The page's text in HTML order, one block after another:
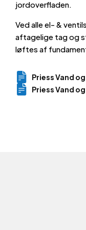
jordoverfladen.
Ved alle el- &
aftagelige tag og
løftes af
Priess Vand
Priess Vand